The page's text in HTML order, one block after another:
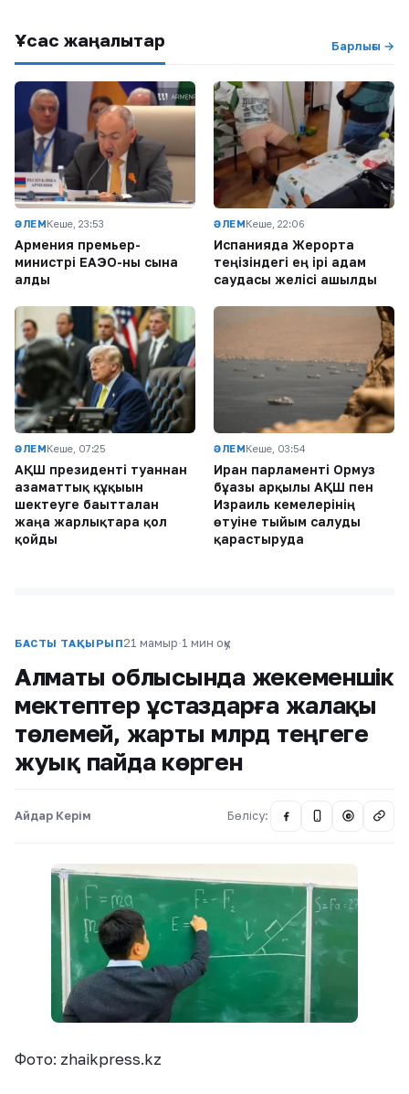
Ұқсас жаңалықтар Барлығы →
ӘЛЕМКеше, 23:53
Армения премьер-
министрі ЕАЭО-ны сынға
алды
ӘЛЕМКеше, 22:06
Испанияда Жерорта
теңізіндегі ең ірі адам
саудасы желісі ашылды
ӘЛЕМКеше, 07:25
АҚШ президенті туғаннан
азаматтық құқығын
шектеуге бағытталған
жаңа жарлықтарға қол
қойды
ӘЛЕМКеше, 03:54
Иран парламенті Ормуз
бұғазы арқылы АҚШ пен
Израиль кемелерінің
өтуіне тыйым салуды
қарастыруда
БАСТЫ ТАҚЫРЫП21 мамыр·1 мин оқу
Алматы облысында жекеменшік
мектептер ұстаздарға жалақы
төлемей, жарты млрд теңгеге
жуық пайда көрген
Айдар Керім Бөлісу: @
Фото: zhaikpress.kz